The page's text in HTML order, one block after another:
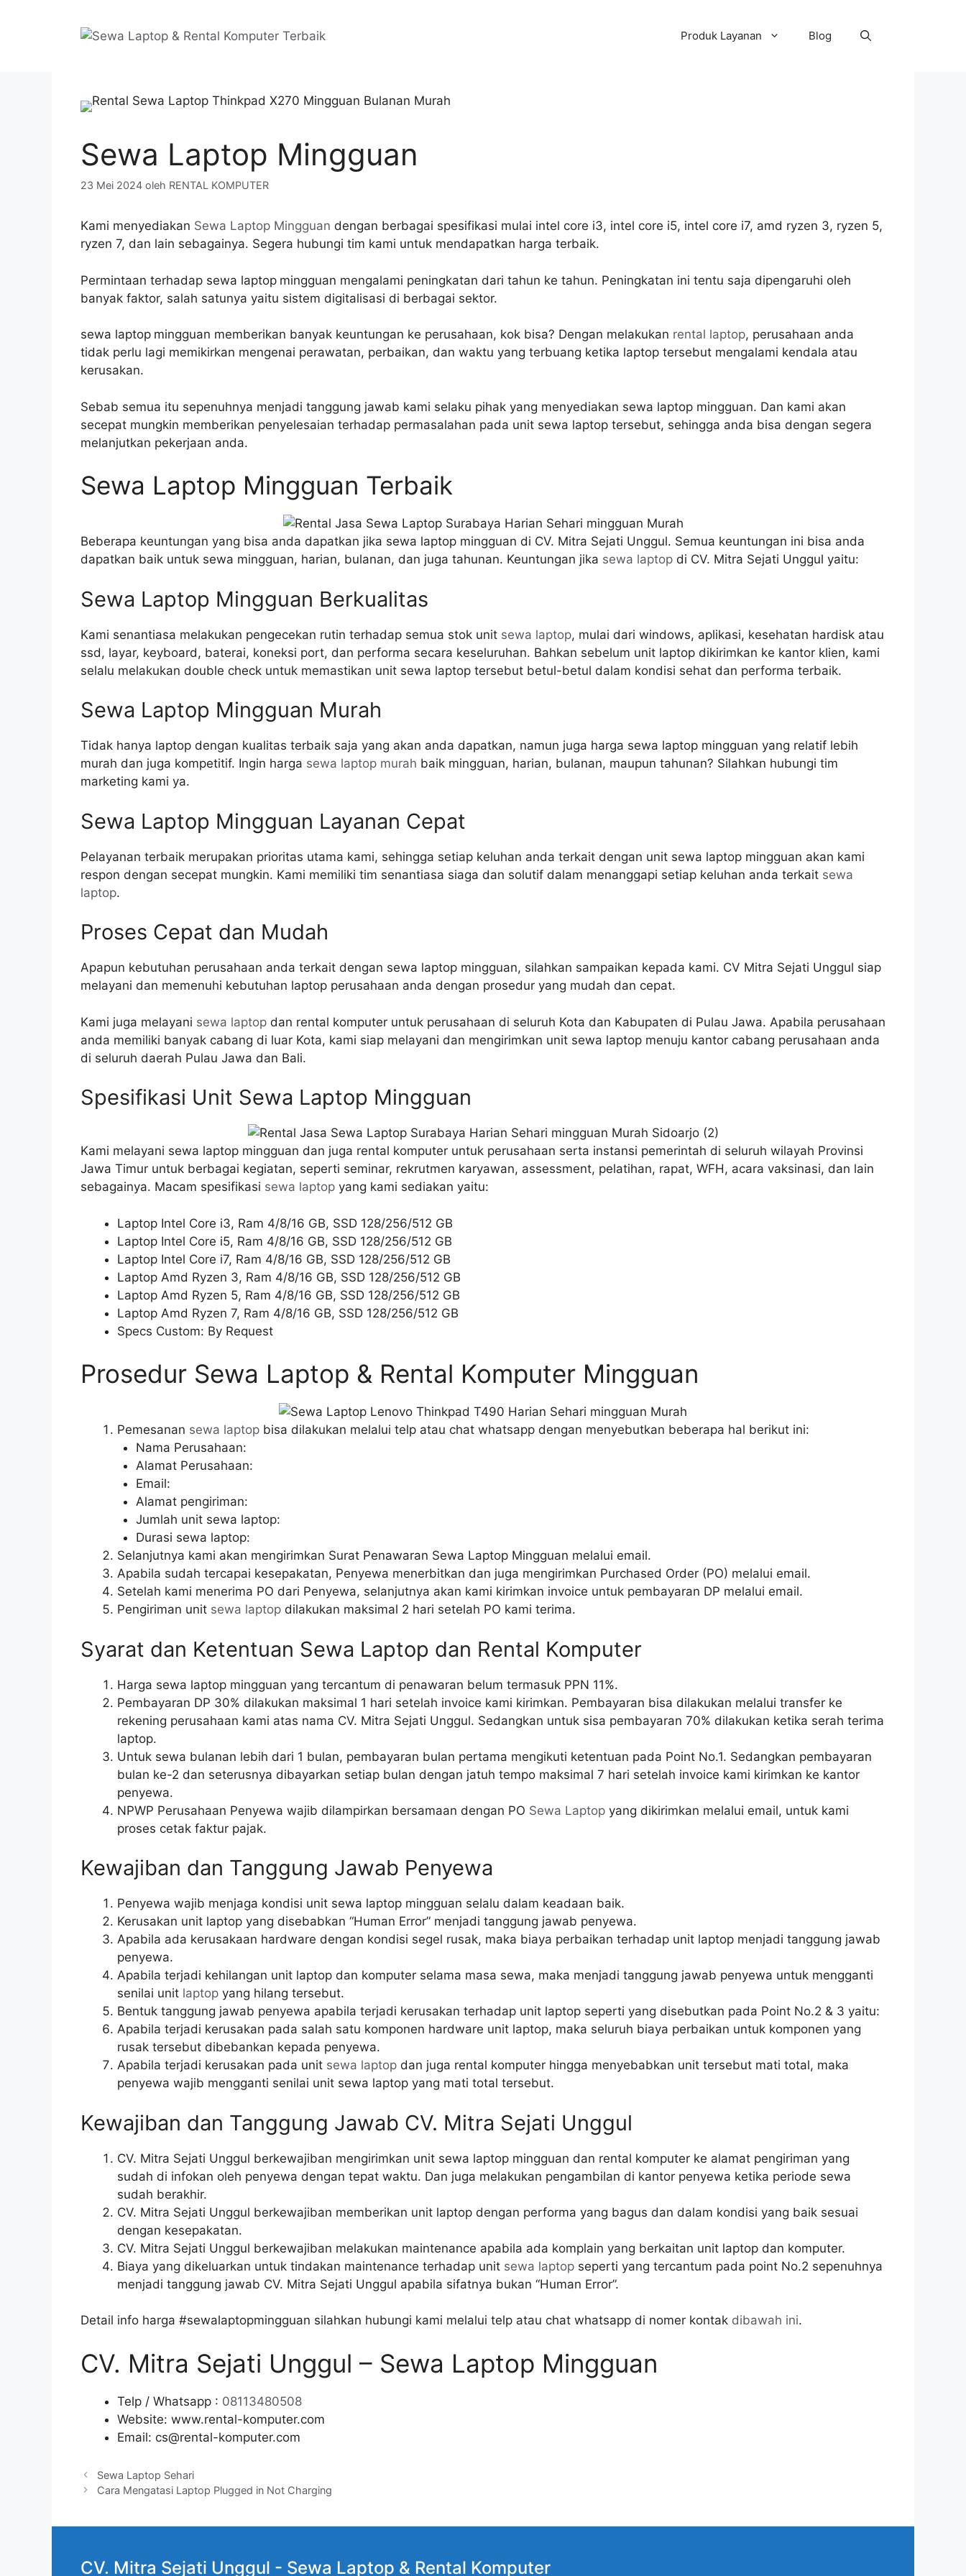
Produk Layanan Blog
Sewa Laptop Mingguan
23 Mei 2024 oleh RENTAL KOMPUTER
Kami menyediakan Sewa Laptop Mingguan dengan berbagai spesifikasi mulai intel core i3, intel core i5, intel core i7, amd ryzen 3, ryzen 5,
ryzen 7, dan lain sebagainya. Segera hubungi tim kami untuk mendapatkan harga terbaik.
Permintaan terhadap sewa laptop mingguan mengalami peningkatan dari tahun ke tahun. Peningkatan ini tentu saja dipengaruhi oleh
banyak faktor, salah satunya yaitu sistem digitalisasi di berbagai sektor.
sewa laptop mingguan memberikan banyak keuntungan ke perusahaan, kok bisa? Dengan melakukan rental laptop, perusahaan anda
tidak perlu lagi memikirkan mengenai perawatan, perbaikan, dan waktu yang terbuang ketika laptop tersebut mengalami kendala atau
kerusakan.
Sebab semua itu sepenuhnya menjadi tanggung jawab kami selaku pihak yang menyediakan sewa laptop mingguan. Dan kami akan
secepat mungkin memberikan penyelesaian terhadap permasalahan pada unit sewa laptop tersebut, sehingga anda bisa dengan segera
melanjutkan pekerjaan anda.
Sewa Laptop Mingguan Terbaik
Beberapa keuntungan yang bisa anda dapatkan jika sewa laptop mingguan di CV. Mitra Sejati Unggul. Semua keuntungan ini bisa anda
dapatkan baik untuk sewa mingguan, harian, bulanan, dan juga tahunan. Keuntungan jika sewa laptop di CV. Mitra Sejati Unggul yaitu:
Sewa Laptop Mingguan Berkualitas
Kami senantiasa melakukan pengecekan rutin terhadap semua stok unit sewa laptop, mulai dari windows, aplikasi, kesehatan hardisk atau
ssd, layar, keyboard, baterai, koneksi port, dan performa secara keseluruhan. Bahkan sebelum unit laptop dikirimkan ke kantor klien, kami
selalu melakukan double check untuk memastikan unit sewa laptop tersebut betul-betul dalam kondisi sehat dan performa terbaik.
Sewa Laptop Mingguan Murah
Tidak hanya laptop dengan kualitas terbaik saja yang akan anda dapatkan, namun juga harga sewa laptop mingguan yang relatif lebih
murah dan juga kompetitif. Ingin harga sewa laptop murah baik mingguan, harian, bulanan, maupun tahunan? Silahkan hubungi tim
marketing kami ya.
Sewa Laptop Mingguan Layanan Cepat
Pelayanan terbaik merupakan prioritas utama kami, sehingga setiap keluhan anda terkait dengan unit sewa laptop mingguan akan kami
respon dengan secepat mungkin. Kami memiliki tim senantiasa siaga dan solutif dalam menanggapi setiap keluhan anda terkait sewa
laptop.
Proses Cepat dan Mudah
Apapun kebutuhan perusahaan anda terkait dengan sewa laptop mingguan, silahkan sampaikan kepada kami. CV Mitra Sejati Unggul siap
melayani dan memenuhi kebutuhan laptop perusahaan anda dengan prosedur yang mudah dan cepat.
Kami juga melayani sewa laptop dan rental komputer untuk perusahaan di seluruh Kota dan Kabupaten di Pulau Jawa. Apabila perusahaan
anda memiliki banyak cabang di luar Kota, kami siap melayani dan mengirimkan unit sewa laptop menuju kantor cabang perusahaan anda
di seluruh daerah Pulau Jawa dan Bali.
Spesifikasi Unit Sewa Laptop Mingguan
Kami melayani sewa laptop mingguan dan juga rental komputer untuk perusahaan serta instansi pemerintah di seluruh wilayah Provinsi
Jawa Timur untuk berbagai kegiatan, seperti seminar, rekrutmen karyawan, assessment, pelatihan, rapat, WFH, acara vaksinasi, dan lain
sebagainya. Macam spesifikasi sewa laptop yang kami sediakan yaitu:
Laptop Intel Core i3, Ram 4/8/16 GB, SSD 128/256/512 GB
Laptop Intel Core i5, Ram 4/8/16 GB, SSD 128/256/512 GB
Laptop Intel Core i7, Ram 4/8/16 GB, SSD 128/256/512 GB
Laptop Amd Ryzen 3, Ram 4/8/16 GB, SSD 128/256/512 GB
Laptop Amd Ryzen 5, Ram 4/8/16 GB, SSD 128/256/512 GB
Laptop Amd Ryzen 7, Ram 4/8/16 GB, SSD 128/256/512 GB
Specs Custom: By Request
Prosedur Sewa Laptop & Rental Komputer Mingguan
Pemesanan sewa laptop bisa dilakukan melalui telp atau chat whatsapp dengan menyebutkan beberapa hal berikut ini:
Nama Perusahaan:
Alamat Perusahaan:
Email:
Alamat pengiriman:
Jumlah unit sewa laptop:
Durasi sewa laptop:
Selanjutnya kami akan mengirimkan Surat Penawaran Sewa Laptop Mingguan melalui email.
Apabila sudah tercapai kesepakatan, Penyewa menerbitkan dan juga mengirimkan Purchased Order (PO) melalui email.
Setelah kami menerima PO dari Penyewa, selanjutnya akan kami kirimkan invoice untuk pembayaran DP melalui email.
Pengiriman unit sewa laptop dilakukan maksimal 2 hari setelah PO kami terima.
Syarat dan Ketentuan Sewa Laptop dan Rental Komputer
Harga sewa laptop mingguan yang tercantum di penawaran belum termasuk PPN 11%.
Pembayaran DP 30% dilakukan maksimal 1 hari setelah invoice kami kirimkan. Pembayaran bisa dilakukan melalui transfer ke
rekening perusahaan kami atas nama CV. Mitra Sejati Unggul. Sedangkan untuk sisa pembayaran 70% dilakukan ketika serah terima
laptop.
Untuk sewa bulanan lebih dari 1 bulan, pembayaran bulan pertama mengikuti ketentuan pada Point No.1. Sedangkan pembayaran
bulan ke-2 dan seterusnya dibayarkan setiap bulan dengan jatuh tempo maksimal 7 hari setelah invoice kami kirimkan ke kantor
penyewa.
NPWP Perusahaan Penyewa wajib dilampirkan bersamaan dengan PO Sewa Laptop yang dikirimkan melalui email, untuk kami
proses cetak faktur pajak.
Kewajiban dan Tanggung Jawab Penyewa
Penyewa wajib menjaga kondisi unit sewa laptop mingguan selalu dalam keadaan baik.
Kerusakan unit laptop yang disebabkan “Human Error” menjadi tanggung jawab penyewa.
Apabila ada kerusakaan hardware dengan kondisi segel rusak, maka biaya perbaikan terhadap unit laptop menjadi tanggung jawab
penyewa.
Apabila terjadi kehilangan unit laptop dan komputer selama masa sewa, maka menjadi tanggung jawab penyewa untuk mengganti
senilai unit laptop yang hilang tersebut.
Bentuk tanggung jawab penyewa apabila terjadi kerusakan terhadap unit laptop seperti yang disebutkan pada Point No.2 & 3 yaitu:
Apabila terjadi kerusakan pada salah satu komponen hardware unit laptop, maka seluruh biaya perbaikan untuk komponen yang
rusak tersebut dibebankan kepada penyewa.
Apabila terjadi kerusakan pada unit sewa laptop dan juga rental komputer hingga menyebabkan unit tersebut mati total, maka
penyewa wajib mengganti senilai unit sewa laptop yang mati total tersebut.
Kewajiban dan Tanggung Jawab CV. Mitra Sejati Unggul
CV. Mitra Sejati Unggul berkewajiban mengirimkan unit sewa laptop mingguan dan rental komputer ke alamat pengiriman yang
sudah di infokan oleh penyewa dengan tepat waktu. Dan juga melakukan pengambilan di kantor penyewa ketika periode sewa
sudah berakhir.
CV. Mitra Sejati Unggul berkewajiban memberikan unit laptop dengan performa yang bagus dan dalam kondisi yang baik sesuai
dengan kesepakatan.
CV. Mitra Sejati Unggul berkewajiban melakukan maintenance apabila ada komplain yang berkaitan unit laptop dan komputer.
Biaya yang dikeluarkan untuk tindakan maintenance terhadap unit sewa laptop seperti yang tercantum pada point No.2 sepenuhnya
menjadi tanggung jawab CV. Mitra Sejati Unggul apabila sifatnya bukan “Human Error”.
Detail info harga #sewalaptopmingguan silahkan hubungi kami melalui telp atau chat whatsapp di nomer kontak dibawah ini.
CV. Mitra Sejati Unggul – Sewa Laptop Mingguan
Telp / Whatsapp : 08113480508
Website: www.rental-komputer.com
Email: cs@rental-komputer.com
Sewa Laptop Sehari
Cara Mengatasi Laptop Plugged in Not Charging
CV. Mitra Sejati Unggul - Sewa Laptop & Rental Komputer